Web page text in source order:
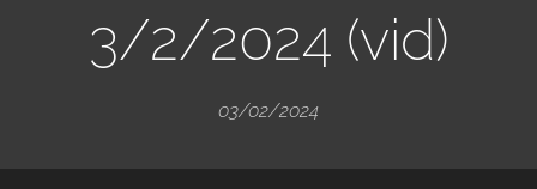
3/2/2024 (vid)
03/02/2024